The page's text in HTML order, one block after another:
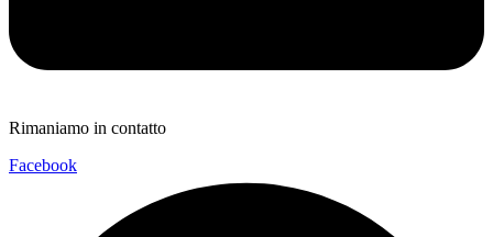
Rimaniamo in contatto
Facebook